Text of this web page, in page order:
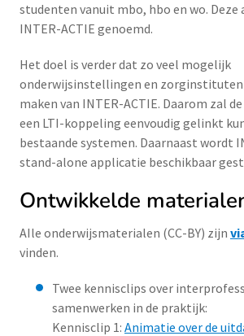
studenten vanuit mbo, hbo en wo. Deze
INTER-ACTIE genoemd.
Het doel is verder dat zo veel mogelijk
onderwijsinstellingen en zorginstituten
maken van INTER-ACTIE. Daarom zal
een LTI-koppeling eenvoudig gelinkt
bestaande systemen. Daarnaast wordt
stand-alone applicatie beschikbaar
Ontwikkelde
AIle onderwijsmaterialen (CC-BY) zijn
vinden.
Twee kennisclips over
samenwerken in de praktijk:
Kennisclip 1: Animatie over de